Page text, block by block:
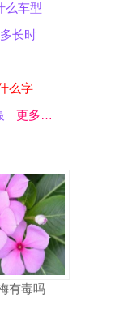
么车型
长时
么字
更多…
有毒吗